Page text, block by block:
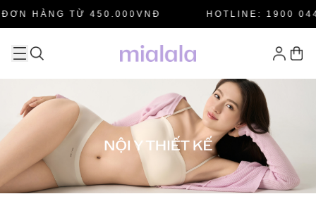
HÀNG TỪ 450.000VNĐ HOTLINE: 1900